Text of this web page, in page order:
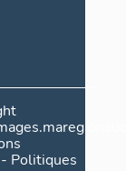
- Politiques